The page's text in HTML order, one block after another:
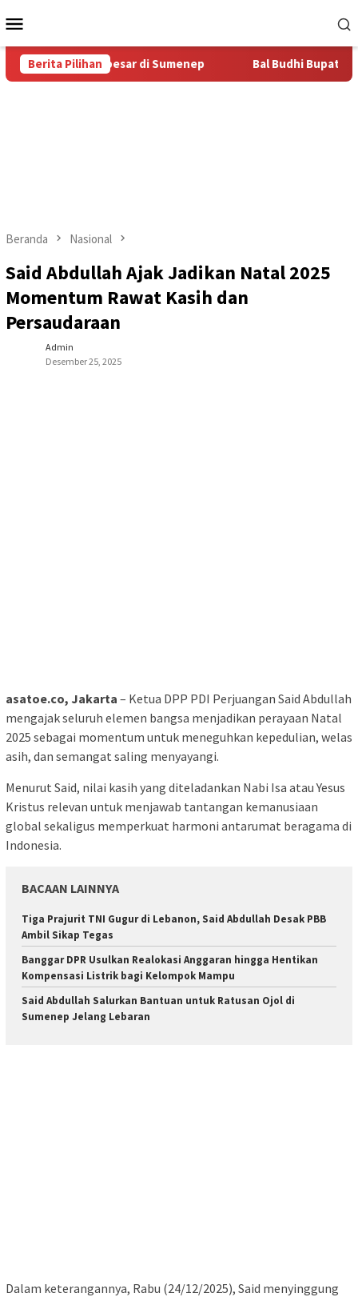
ke
Mobile
Berita Pilihan
Budhi Terbesar di Sumenep Bal Budhi Bupati Cup
Beranda Nasional
Said Abdullah Ajak Jadikan Natal 2025
Momentum Rawat Kasih dan
Persaudaraan
Admin
Desember 25, 2025
asatoe.co, Jakarta – Ketua DPP PDI Perjuangan Said Abdullah
mengajak seluruh elemen bangsa menjadikan perayaan Natal
2025 sebagai momentum untuk meneguhkan kepedulian, welas
asih, dan semangat saling menyayangi.
Menurut Said, nilai kasih yang diteladankan Nabi Isa atau Yesus
Kristus relevan untuk menjawab tantangan kemanusiaan
global sekaligus memperkuat harmoni antarumat beragama di
Indonesia.
BACAAN LAINNYA
Tiga Prajurit TNI Gugur di Lebanon, Said Abdullah Desak PBB
Ambil Sikap Tegas
Banggar DPR Usulkan Realokasi Anggaran hingga Hentikan
Kompensasi Listrik bagi Kelompok Mampu
Said Abdullah Salurkan Bantuan untuk Ratusan Ojol di
Sumenep Jelang Lebaran
Dalam keterangannya, Rabu (24/12/2025), Said menyinggung